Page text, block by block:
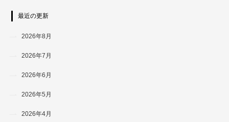
最近の更新
2026年8月
2026年7月
2026年6月
2026年5月
2026年4月